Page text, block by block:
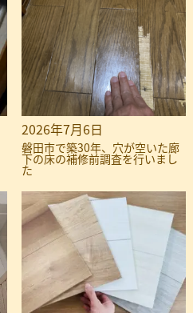
2026年7月6日
磐田市で築30年、穴が空いた廊
下の床の補修前調査を行いまし
た